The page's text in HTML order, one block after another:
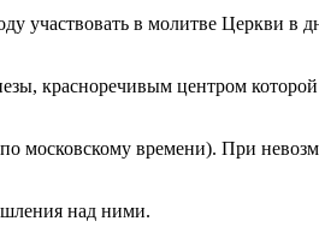
участвовать в молитве Церкви
красноречивым центром
времени). При
над ними.